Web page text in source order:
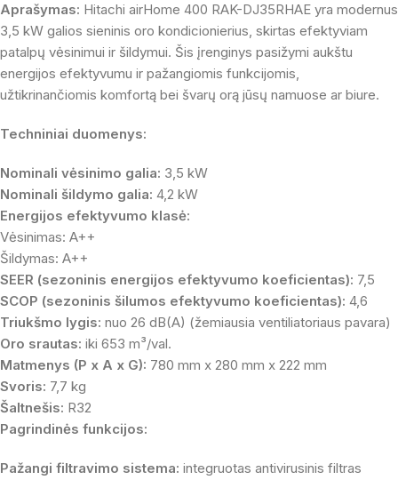
Aprašymas: Hitachi airHome 400 RAK-DJ35RHAE yra modernus
3,5 kW galios sieninis oro kondicionierius, skirtas efektyviam
patalpų vėsinimui ir šildymui. Šis įrenginys pasižymi aukštu
energijos efektyvumu ir pažangiomis funkcijomis,
užtikrinančiomis komfortą bei švarų orą jūsų namuose ar biure.
Techniniai duomenys:
Nominali vėsinimo galia: 3,5 kW
Nominali šildymo galia: 4,2 kW
Energijos efektyvumo klasė:
Vėsinimas: A++
Šildymas: A++
SEER (sezoninis energijos efektyvumo koeficientas): 7,5
SCOP (sezoninis šilumos efektyvumo koeficientas): 4,6
Triukšmo lygis: nuo 26 dB(A) (žemiausia ventiliatoriaus pavara)
Oro srautas: iki 653 m³/val.
Matmenys (P x A x G): 780 mm x 280 mm x 222 mm
Svoris: 7,7 kg
Šaltnešis: R32
Pagrindinės funkcijos:
Pažangi filtravimo sistema: integruotas antivirusinis filtras